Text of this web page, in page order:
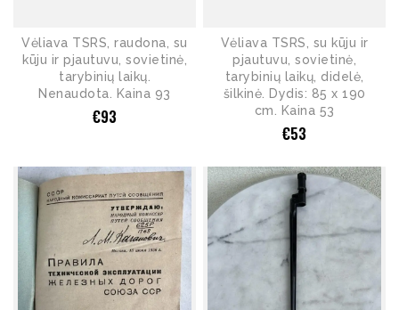
Vėliava TSRS, raudona, su
kūju ir pjautuvu, sovietinė,
tarybinių laikų.
Nenaudota. Kaina 93
€93
Vėliava TSRS, su kūju ir
pjautuvu, sovietinė,
tarybinių laikų, didelė,
šilkinė. Dydis: 85 x 190
cm. Kaina 53
€53